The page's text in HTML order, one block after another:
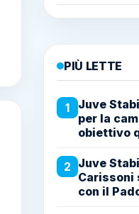
PIÙ LETTE
1
Juve
per la
obiettivo
2 Juve
Carissoni
con il